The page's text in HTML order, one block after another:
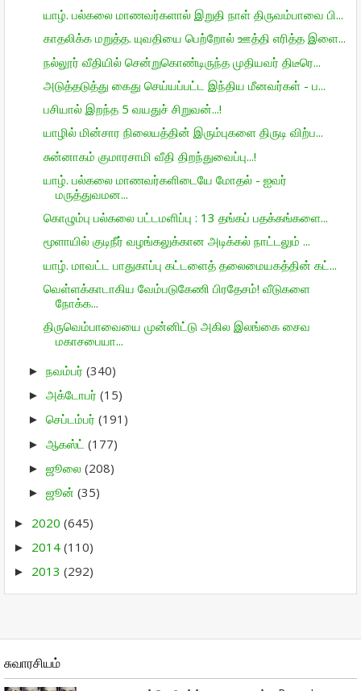
யாழ். பல்கலை மாணவர்களால் இறுதி நாள் திருவம்பாவை பி...
காதலிக்க மறுத்த. யுவதியை பெற்றோல் ஊத்தி எரித்த இளை...
நல்லூர் வீதியில் சென்றுகொண்டிருந்த முதியவர் திடீரெ...
அடுத்தடுத்து கைது செய்யப்பட்ட இந்திய மீனவர்கள் - ப...
பசியால் இறந்த 5 வயதுச் சிறுவன்...!
யாழில் மின்சார நிலையத்தின் இரும்புகளை திருடி விற்ப...
சுன்னாகம் குமாரசாமி வீதி திறந்துவைப்பு...!
யாழ். பல்கலை மாணவர்களிடையே மோதல் - ஐவர்
மருத்துவமன...
கொழும்பு பல்கலை பட்டமளிப்பு : 13 தங்கப் பதக்கங்களை...
மூளாயில் குடிநீர் வழங்கலுக்கான அடிக்கல் நாட்டலும் ...
யாழ். மாவட்ட பாதுகாப்பு கட்டளைத் தலைமையகத்தின் கட்...
வெள்ளக்காடாகிய வேம்படுகேணி பிரதேசம்! வீடுகளை
நோக்க...
திருவெம்பாவையை முன்னிட்டு அகில இலங்கை சைவ
மகாசபையா...
► நவம்பர் (340)
► அக்டோபர் (15)
► செப்டம்பர் (191)
► ஆகஸ்ட் (177)
► ஜூலை (208)
► ஜூன் (35)
► 2020 (645)
► 2014 (110)
► 2013 (292)
சுவாரசியம்